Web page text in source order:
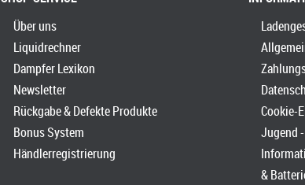
Über uns
Liquidrechner
Dampfer Lexikon
Newsletter
Rückgabe & Defekte Produkte
Bonus System
Händlerregistrierung
Cookie-
Jugend
&